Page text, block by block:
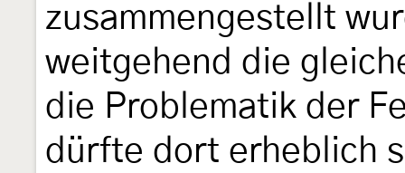
zusammengestellt
weitgehend die
die Problematik der
dürfte dort erheblich